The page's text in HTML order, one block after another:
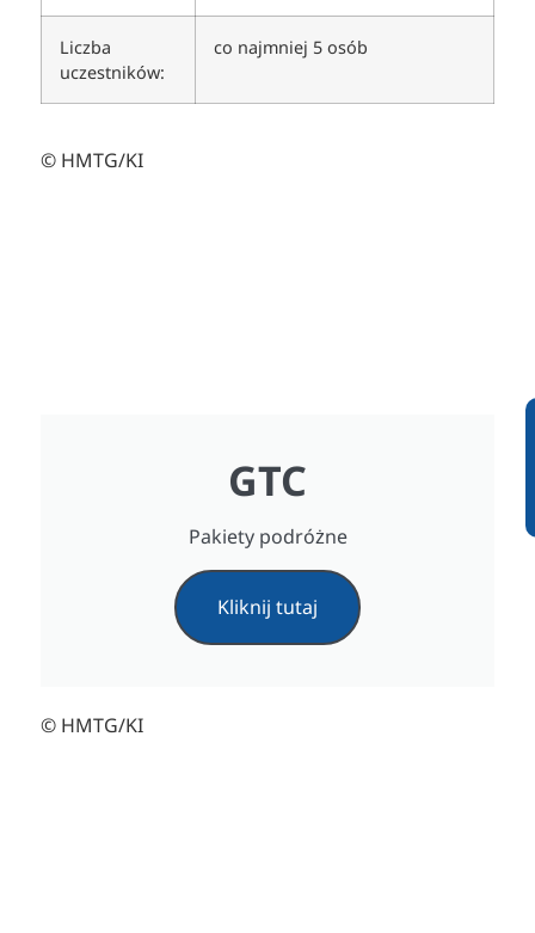
Liczba
uczestników:
co najmniej 5 osób
© HMTG/KI
GTC
Pakiety podróżne
Kliknij tutaj
© HMTG/KI